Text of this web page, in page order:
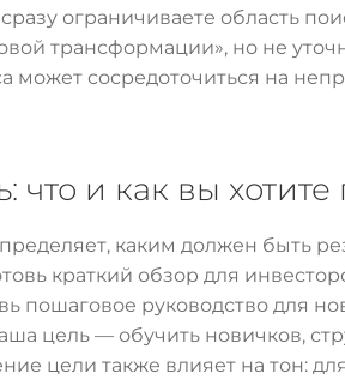
ограничиваете область
трансформации», но не
может сосредоточиться на
что и как вы хотите
каким должен быть
краткий обзор для
пошаговое руководство для
цель — обучить новичков,
цели также влияет на тон: